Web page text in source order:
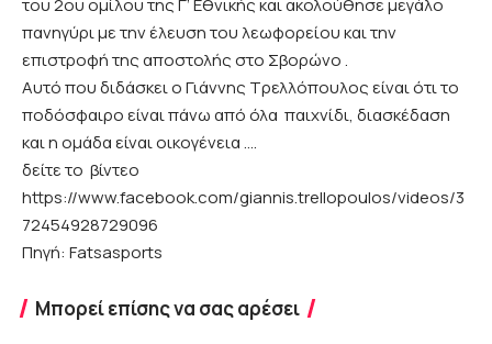
του 2ου ομίλου της Γ’ Εθνικής και ακολούθησε μεγάλο
πανηγύρι με την έλευση του λεωφορείου και την
επιστροφή της αποστολής στο Σβορώνο .
Αυτό που διδάσκει ο Γιάννης Τρελλόπουλος είναι ότι το
ποδόσφαιρο είναι πάνω από όλα παιχνίδι, διασκέδαση
και η ομάδα είναι οικογένεια ….
δείτε το βίντεο
https://www.facebook.com/giannis.trellopoulos/videos/3
72454928729096
Πηγή: Fatsasports
Μπορεί επίσης να σας αρέσει